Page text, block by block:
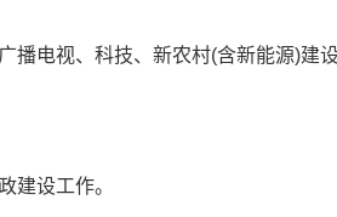
播电视、科技、新农村(含新能源)建
建设工作。